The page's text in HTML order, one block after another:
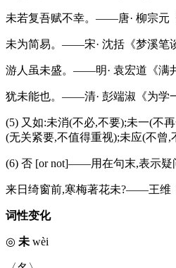
未若复吾赋不幸。——唐· 柳宗元
未为简易。——宋· 沈括《梦溪笔谈
游人虽未盛。——明· 袁宏道《满
犹未能也。——清· 彭端淑《为学
(5) 又如:未消(不必,不要);未一(不
(无关紧要,不值得重视);未应(不曾
(6) 否 [or not]——用在句末,表示疑
来日绮窗前,寒梅著花未?——王维
词性变化
◎ 未 wèi